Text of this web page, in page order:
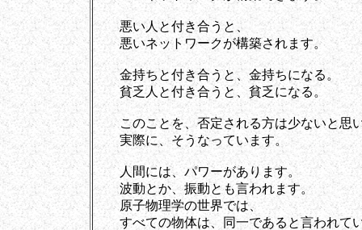
悪い人と付き合うと、
悪いネットワークが構築されます。
金持ちと付き合うと、金持ちになる。
貧乏人と付き合うと、貧乏になる。
このことを、否定される方は少ないと思
実際に、そうなっています。
人間には、パワーがあります。
波動とか、振動とも言われます。
原子物理学の世界では、
すべての物体は、同一であると言われて